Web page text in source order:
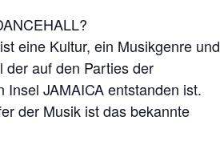
eine Kultur, ein Musikgenre und
der auf den Parties der
Insel JAMAICA entstanden ist.
der Musik ist das bekannte